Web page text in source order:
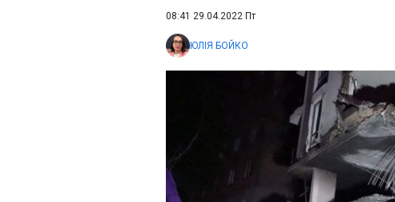
08:41 29.04.2022 Пт
ЮЛІЯ БОЙКО